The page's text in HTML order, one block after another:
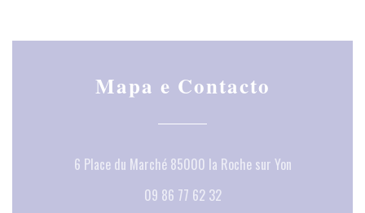
Mapa e Contacto
6 Place du Marché 85000 la Roche sur Yon((abre numa
09 86 77 62 32